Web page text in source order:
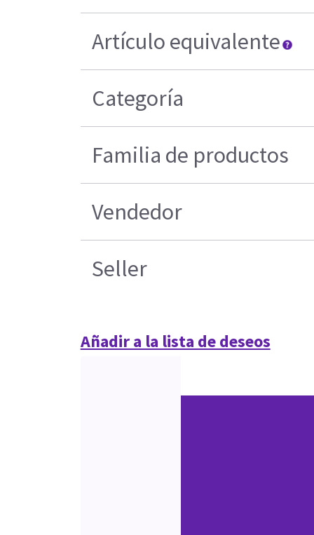
Artículo equivalente
Categoría
Familia de productos
Vendedor
Seller
Añadir a la lista de deseos